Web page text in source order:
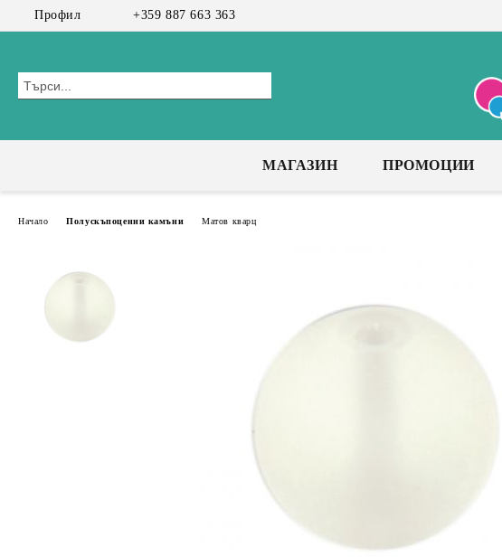
Профил +359 887 663 363
МАГАЗИН ПРОМОЦИИ
Начало Полускъпоценни камъни Матов кварц